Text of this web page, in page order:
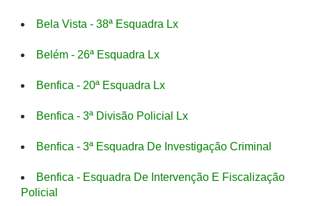
Bela Vista - 38ª Esquadra Lx
Belém - 26ª Esquadra Lx
Benfica - 20ª Esquadra Lx
Benfica - 3ª Divisão Policial Lx
Benfica - 3ª Esquadra De Investigação Criminal
Benfica - Esquadra De Intervenção E Fiscalização
Policial